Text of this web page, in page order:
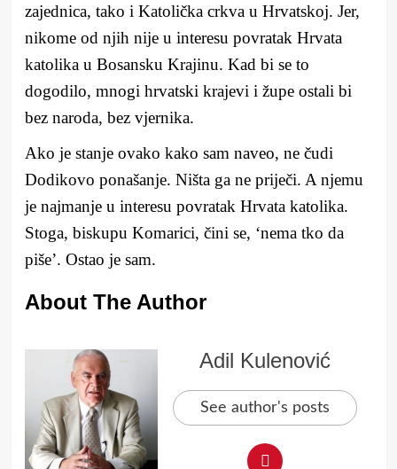
zajednica, tako i Katolička crkva u Hrvatskoj. Jer,
nikome od njih nije u interesu povratak Hrvata
katolika u Bosansku Krajinu. Kad bi se to
dogodilo, mnogi hrvatski krajevi i župe ostali bi
bez naroda, bez vjernika.
Ako je stanje ovako kako sam naveo, ne čudi
Dodikovo ponašanje. Ništa ga ne priječi. A njemu
je najmanje u interesu povratak Hrvata katolika.
Stoga, biskupu Komarici, čini se, ‘nema tko da
piše’. Ostao je sam.
About The Author
Adil Kulenović
See author's posts